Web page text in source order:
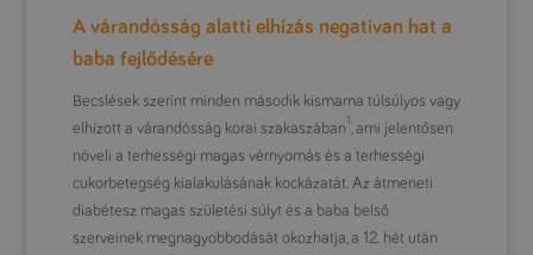
A várandósság alatti elhízás negatívan hat a
baba fejlődésére
Becslések szerint minden második kismama túlsúlyos vagy
elhízott a várandósság korai szakaszában1 , ami jelentősen
növeli a terhességi magas vérnyomás és a terhességi
cukorbetegség kialakulásának kockázatát. Az átmeneti
diabétesz magas születési súlyt és a baba belső
szerveinek megnagyobbodását okozhatja, a 12. hét után